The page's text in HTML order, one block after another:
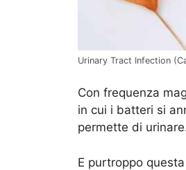
Urinary Tract Infection
Con frequenza
in cui i batteri si
permette di
E purtroppo